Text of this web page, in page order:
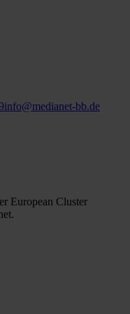
info@medianet-bb.de
European Cluster